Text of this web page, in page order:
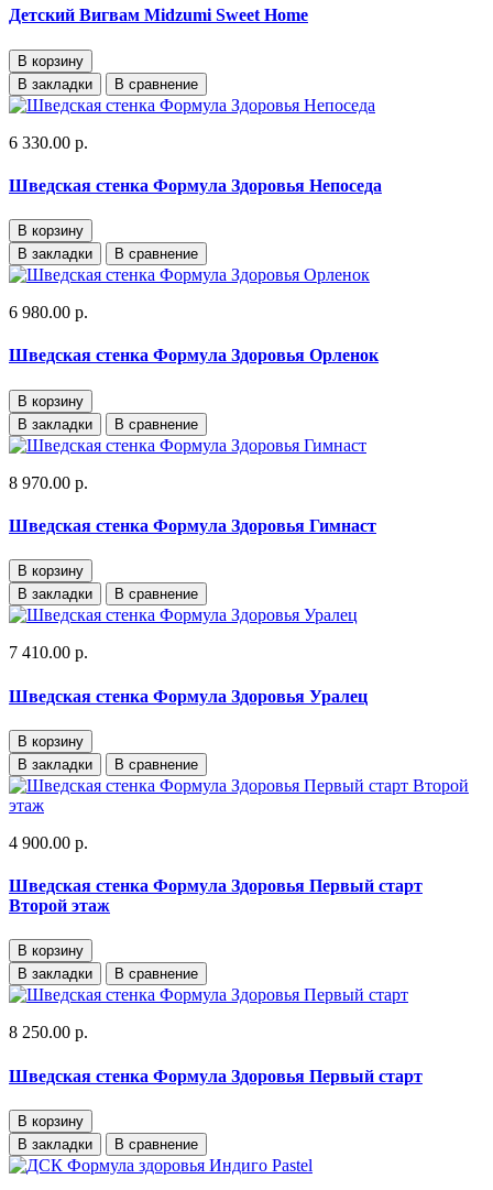
Детский Вигвам Midzumi Sweet Home
В корзину
В закладки
В сравнение
6 330.00 р.
Шведская стенка Формула Здоровья Непоседа
В корзину
В закладки
В сравнение
6 980.00 р.
Шведская стенка Формула Здоровья Орленок
В корзину
В закладки
В сравнение
8 970.00 р.
Шведская стенка Формула Здоровья Гимнаст
В корзину
В закладки
В сравнение
7 410.00 р.
Шведская стенка Формула Здоровья Уралец
В корзину
В закладки
В сравнение
4 900.00 р.
Шведская стенка Формула Здоровья Первый старт
Второй этаж
В корзину
В закладки
В сравнение
8 250.00 р.
Шведская стенка Формула Здоровья Первый старт
В корзину
В закладки
В сравнение